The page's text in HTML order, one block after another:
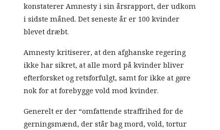
konstaterer Amnesty i sin årsrapport, der udkom
i sidste måned. Det seneste år er 100 kvinder
blevet dræbt.
Amnesty kritiserer, at den afghanske regering
ikke har sikret, at alle mord på kvinder bliver
efterforsket og retsforfulgt, samt for ikke at gøre
nok for at forebygge vold mod kvinder.
Generelt er der “omfattende straffrihed for de
gerningsmænd, der står bag mord, vold, tortur